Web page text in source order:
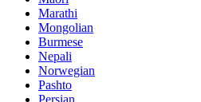
Marathi
Mongolian
Burmese
Nepali
Norwegian
Pashto
Persian